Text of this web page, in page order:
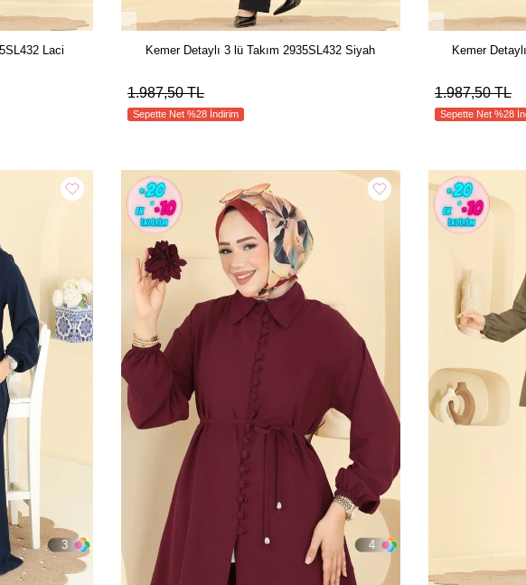
Laci Kemer Detaylı 3 lü Takım 2935SL432 Siyah
1.987,50 TL
Sepette Net %28 İndirim
Kemer
1.987,50 TL
Sepette Net %28
3 4